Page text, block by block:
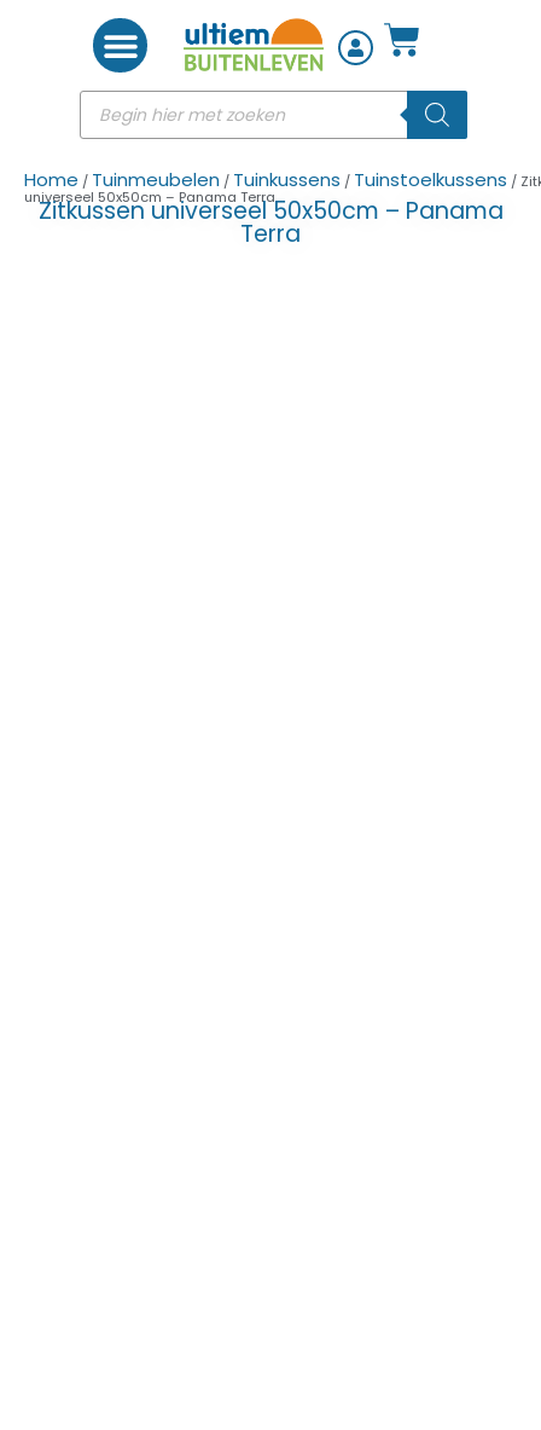
Home / Tuinmeubelen / Tuinkussens / Tuinstoelkussens /
universeel 50x50cm – Panama Terra
Zitkussen universeel 50x50cm – Panama
Terra